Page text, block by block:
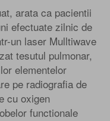
arata ca pacientii
efectuate zilnic de
un laser Mulltiwave
tesutul pulmonar,
elementelor
pe radiografia de
cu oxigen
functionale